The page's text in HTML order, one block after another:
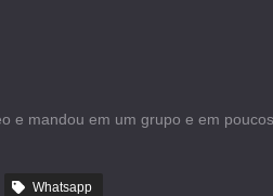
e mandou em um grupo e em
Whatsapp